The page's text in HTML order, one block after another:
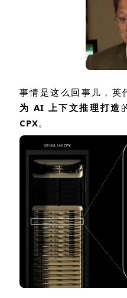
事情是这么回事儿，英
为AI 上下文推理打造
CPX。